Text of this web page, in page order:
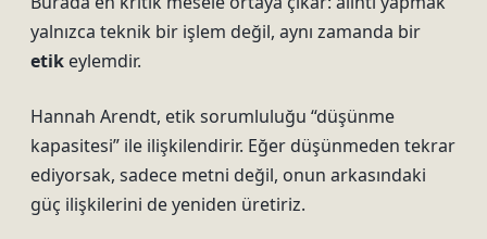
yalnızca teknik bir işlem değil, aynı zamanda bir
etik eylemdir.
Hannah Arendt, etik sorumluluğu “düşünme
kapasitesi” ile ilişkilendirir. Eğer düşünmeden tekrar
ediyorsak, sadece metni değil, onun arkasındaki
güç ilişkilerini de yeniden üretiriz.